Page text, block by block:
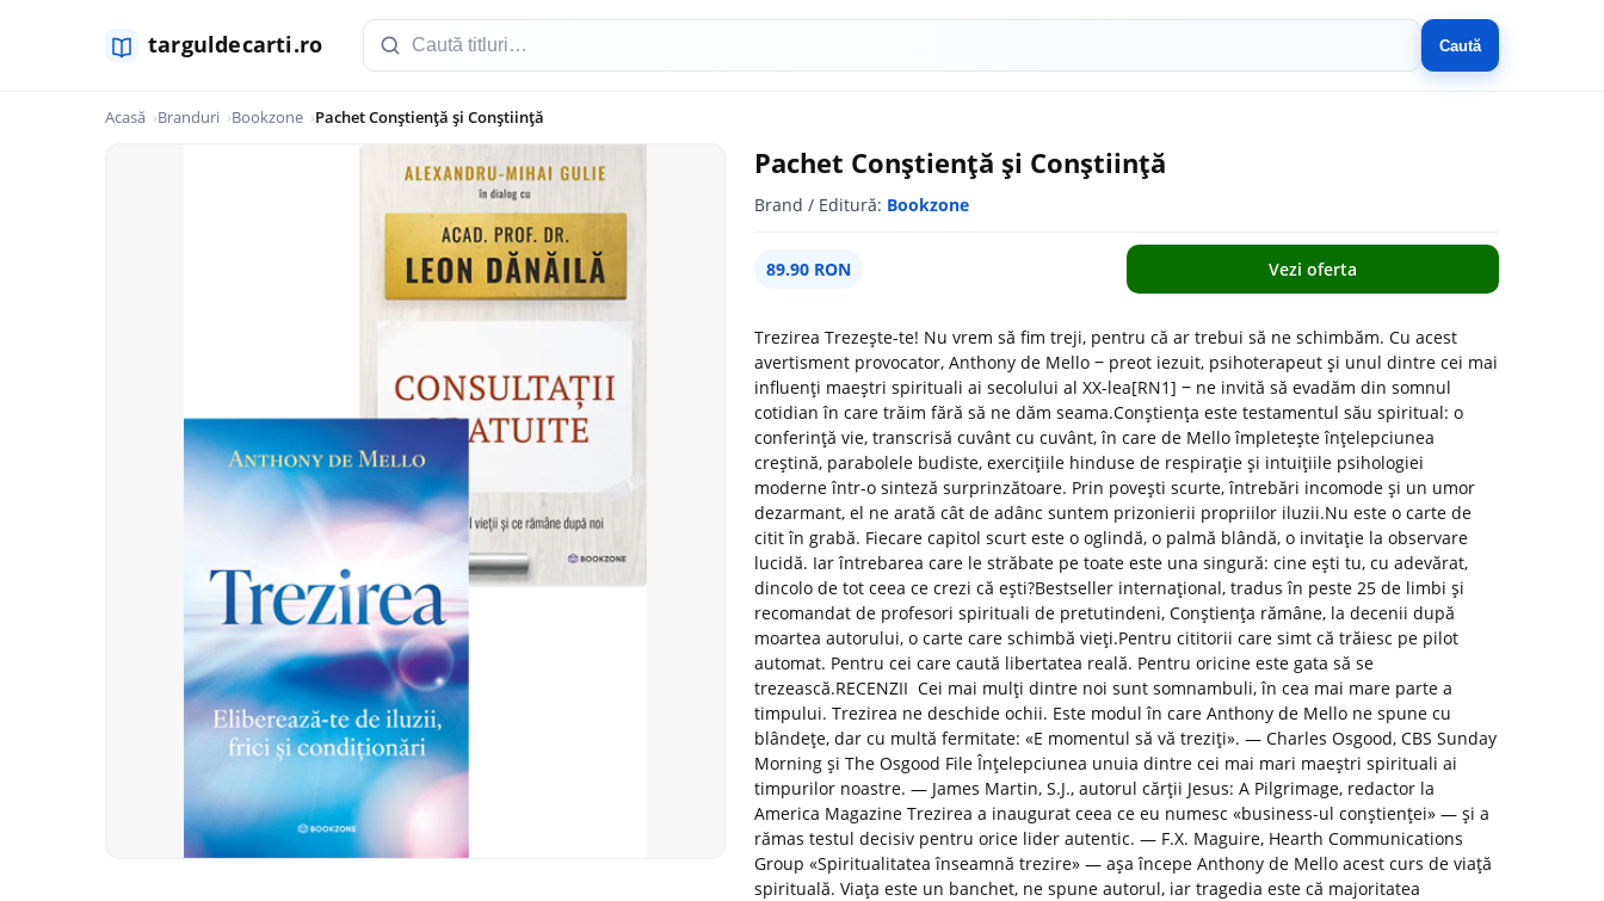
Caută
Acasă Branduri Bookzone Pachet Conștiență și Conștiință
Pachet Conștiență și Conștiință
Brand / Editură: Bookzone
89.90 RON Vezi oferta
Trezirea Trezește-te! Nu vrem să fim treji, pentru că ar trebui să ne schimbăm. Cu acest
avertisment provocator, Anthony de Mello ‒ preot iezuit, psihoterapeut și unul dintre cei mai
influenți maeștri spirituali ai secolului al XX-lea[RN1] ‒ ne invită să evadăm din somnul
cotidian în care trăim fără să ne dăm seama.Conștiența este testamentul său spiritual: o
conferință vie, transcrisă cuvânt cu cuvânt, în care de Mello împletește înțelepciunea
creștină, parabolele budiste, exercițiile hinduse de respirație și intuițiile psihologiei
moderne într-o sinteză surprinzătoare. Prin povești scurte, întrebări incomode și un umor
dezarmant, el ne arată cât de adânc suntem prizonierii propriilor iluzii.Nu este o carte de
citit în grabă. Fiecare capitol scurt este o oglindă, o palmă blândă, o invitație la observare
lucidă. Iar întrebarea care le străbate pe toate este una singură: cine ești tu, cu adevărat,
dincolo de tot ceea ce crezi că ești?Bestseller internațional, tradus în peste 25 de limbi și
recomandat de profesori spirituali de pretutindeni, Conștiența rămâne, la decenii după
moartea autorului, o carte care schimbă vieți.Pentru cititorii care simt că trăiesc pe pilot
automat. Pentru cei care caută libertatea reală. Pentru oricine este gata să se
trezească.RECENZII Cei mai mulți dintre noi sunt somnambuli, în cea mai mare parte a
timpului. Trezirea ne deschide ochii. Este modul în care Anthony de Mello ne spune cu
blândețe, dar cu multă fermitate: «E momentul să vă treziți». — Charles Osgood, CBS Sunday
Morning și The Osgood File Înțelepciunea unuia dintre cei mai mari maeștri spirituali ai
timpurilor noastre. — James Martin, S.J., autorul cărții Jesus: A Pilgrimage, redactor la
America Magazine Trezirea a inaugurat ceea ce eu numesc «business-ul conștienței» — și a
rămas testul decisiv pentru orice lider autentic. — F.X. Maguire, Hearth Communications
Group «Spiritualitatea înseamnă trezire» — așa începe Anthony de Mello acest curs de viață
spirituală. Viața este un banchet, ne spune autorul, iar tragedia este că majoritatea